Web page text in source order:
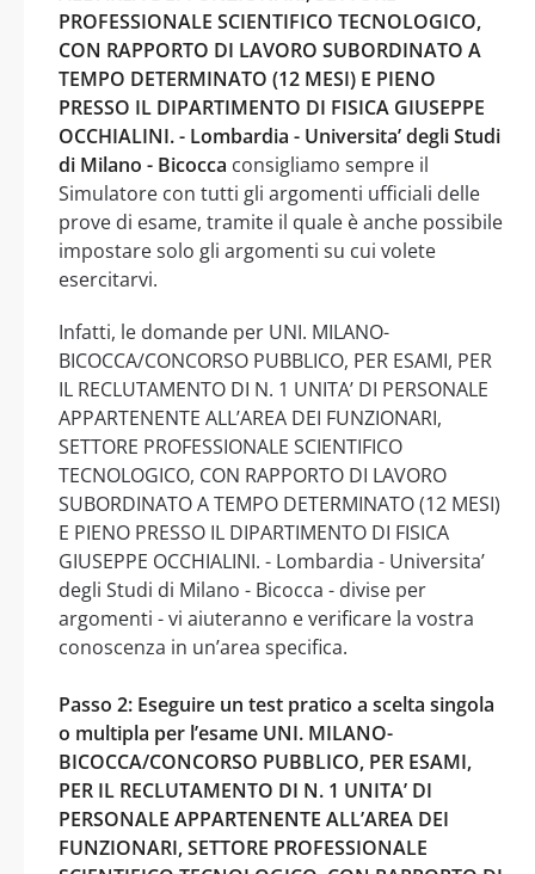
PROFESSIONALE SCIENTIFICO TECNOLOGICO,
CON RAPPORTO DI LAVORO SUBORDINATO A
TEMPO DETERMINATO (12 MESI) E PIENO
PRESSO IL DIPARTIMENTO DI FISICA GIUSEPPE
OCCHIALINI. - Lombardia - Universita’ degli Studi
di Milano - Bicocca consigliamo sempre il
Simulatore con tutti gli argomenti ufficiali delle
prove di esame, tramite il quale è anche possibile
impostare solo gli argomenti su cui volete
esercitarvi.
Infatti, le domande per UNI. MILANO-
BICOCCA/CONCORSO PUBBLICO, PER ESAMI, PER
IL RECLUTAMENTO DI N. 1 UNITA’ DI PERSONALE
APPARTENENTE ALL’AREA DEI FUNZIONARI,
SETTORE PROFESSIONALE SCIENTIFICO
TECNOLOGICO, CON RAPPORTO DI LAVORO
SUBORDINATO A TEMPO DETERMINATO (12 MESI)
E PIENO PRESSO IL DIPARTIMENTO DI FISICA
GIUSEPPE OCCHIALINI. - Lombardia - Universita’
degli Studi di Milano - Bicocca - divise per
argomenti - vi aiuteranno e verificare la vostra
conoscenza in un’area specifica.
Passo 2: Eseguire un test pratico a scelta singola
o multipla per l’esame UNI. MILANO-
BICOCCA/CONCORSO PUBBLICO, PER ESAMI,
PER IL RECLUTAMENTO DI N. 1 UNITA’ DI
PERSONALE APPARTENENTE ALL’AREA DEI
FUNZIONARI, SETTORE PROFESSIONALE